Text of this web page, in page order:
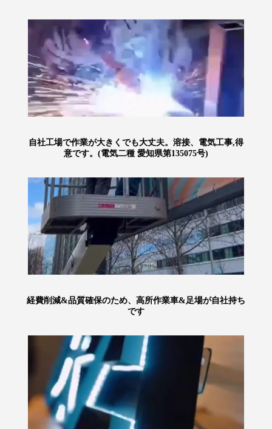
自社工場で作業が大きくでも大丈夫。溶接、電気工事,得
意です。(電気二種 愛知県第135075号)
経費削減&品質確保のため、高所作業車&足場が自社持ち
です